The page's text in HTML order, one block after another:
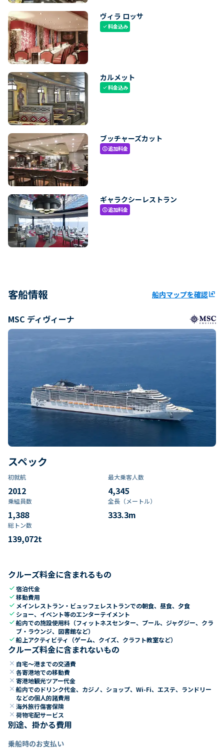
ヴィラ ロッサ
check料金込み
カルメット
check料金込み
ブッチャーズカット
paid追加料金
ギャラクシーレストラン
paid追加料金
客船情報 船内マップを確認ungroup
MSC ディヴィーナ
スペック
初就航
2012
最大乗客人数
4,345
乗組員数​
1,388
全長（メートル）
333.3m
総トン数​
139,072t
クルーズ料金に含まれるもの
check宿泊代金
check移動費用
check メインレストラン・ビュッフェレストランでの朝食、昼食、夕食
check ショー、イベント等のエンターテイメント
check船内での施設使用料（フィットネスセンター、プール、ジャグジー、クラ
ブ・ラウンジ、図書館など）
check船上アクティビティ（ゲーム、クイズ、クラフト教室など）
クルーズ料金に含まれないもの
close 自宅～港までの交通費
close 各寄港地での移動費
close 寄港地観光ツアー代金
close 船内でのドリンク代金、カジノ、ショップ、Wi-Fi、エステ、ランドリー
などの個人的諸費用
close 海外旅行傷害保険
close 荷物宅配サービス
別途、掛かる費用
乗船時のお支払い